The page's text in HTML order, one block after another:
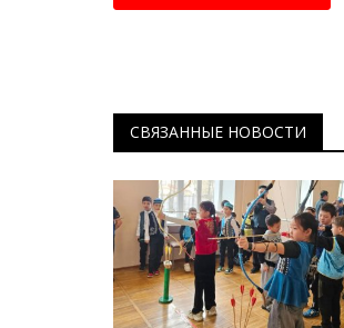
СВЯЗАННЫЕ НОВОСТИ